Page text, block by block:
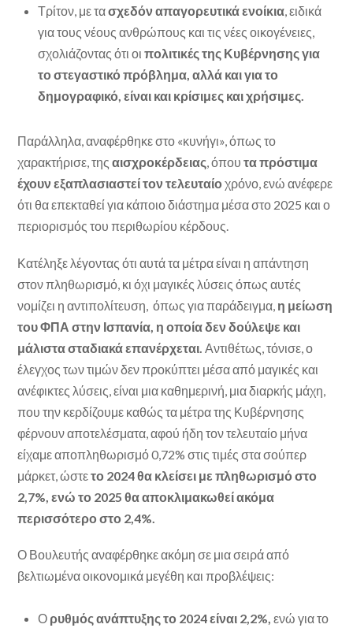
Τρίτον, με τασχεδόν απαγορευτικά ενοίκια, ειδικά
για τους νέους ανθρώπους και τις νέες οικογένειες,
σχολιάζοντας ότι οι πολιτικές της Κυβέρνησης για
το στεγαστικό πρόβλημα, αλλά και για το
δημογραφικό, είναι και κρίσιμες και χρήσιμες.
Παράλληλα, αναφέρθηκε στο «κυνήγι», όπως το
χαρακτήρισε, τηςαισχροκέρδειας, όπουτα πρόστιμα
έχουν εξαπλασιαστεί τον τελευταίο χρόνο, ενώ ανέφερε
ότι θα επεκταθεί για κάποιο διάστημα μέσα στο 2025 και ο
περιορισμός του περιθωρίου κέρδους.
Κατέληξε λέγοντας ότι αυτά τα μέτρα είναι η απάντηση
στον πληθωρισμό, κι όχι μαγικές λύσεις όπως αυτές
νομίζει η αντιπολίτευση, όπως για παράδειγμα, η μείωση
του ΦΠΑ στην Ισπανία, η οποία δεν δούλεψε και
μάλιστα σταδιακά επανέρχεται. Αντιθέτως, τόνισε, ο
έλεγχος των τιμών δεν προκύπτει μέσα από μαγικές και
ανέφικτες λύσεις, είναι μια καθημερινή, μια διαρκής μάχη,
που την κερδίζουμε καθώς τα μέτρα της Κυβέρνησης
φέρνουν αποτελέσματα, αφού ήδη τον τελευταίο μήνα
είχαμε αποπληθωρισμό 0,72% στις τιμές στα σούπερ
μάρκετ, ώστετο 2024 θα κλείσει με πληθωρισμό στο
2,7%, ενώ το 2025 θα αποκλιμακωθεί ακόμα
περισσότερο στο 2,4%.
Ο Βουλευτής αναφέρθηκε ακόμη σε μια σειρά από
βελτιωμένα οικονομικά μεγέθη και προβλέψεις:
Ο ρυθμός ανάπτυξης το 2024 είναι 2,2%, ενώ για το